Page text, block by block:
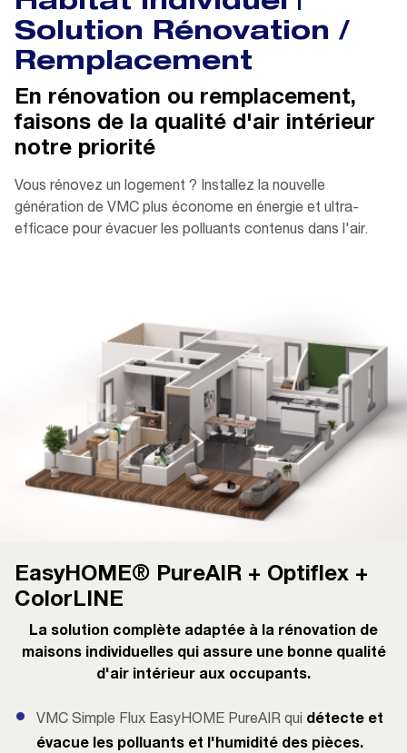
Solution Rénovation /
Remplacement
En rénovation ou remplacement,
faisons de la qualité d'air intérieur
notre priorité
Vous rénovez un logement ? Installez la nouvelle
génération de VMC plus économe en énergie et ultra-
efficace pour évacuer les polluants contenus dans l'air.
EasyHOME® PureAIR + Optiflex +
ColorLINE
La solution complète adaptée à la rénovation de
maisons individuelles qui assure une bonne qualité
d'air intérieur aux occupants.
VMC Simple Flux EasyHOME PureAIR qui détecte et
évacue les polluants et l'humidité des pièces.